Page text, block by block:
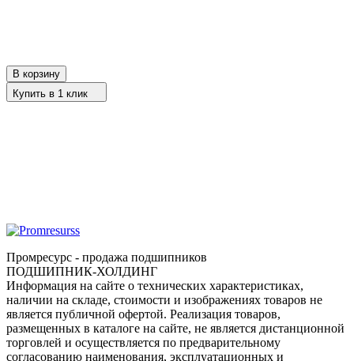
В корзину
Купить в 1 клик
Промресурс - продажа подшипников
ПОДШИПНИК-ХОЛДИНГ
Информация на сайте о технических характеристиках,
наличии на складе, стоимости и изображениях товаров не
является публичной офертой. Реализация товаров,
размещенных в каталоге на сайте, не является дистанционной
торговлей и осуществляется по предварительному
согласованию наименования, эксплуатационных и